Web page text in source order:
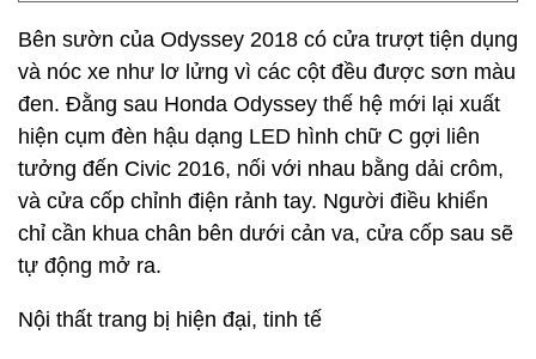
Bên sườn của Odyssey 2018 có cửa trượt tiện dụng
và nóc xe như lơ lửng vì các cột đều được sơn màu
đen. Đằng sau Honda Odyssey thế hệ mới lại xuất
hiện cụm đèn hậu dạng LED hình chữ C gợi liên
tưởng đến Civic 2016, nối với nhau bằng dải crôm,
và cửa cốp chỉnh điện rảnh tay. Người điều khiển
chỉ cần khua chân bên dưới cản va, cửa cốp sau sẽ
tự động mở ra.
Nội thất trang bị hiện đại, tinh tế